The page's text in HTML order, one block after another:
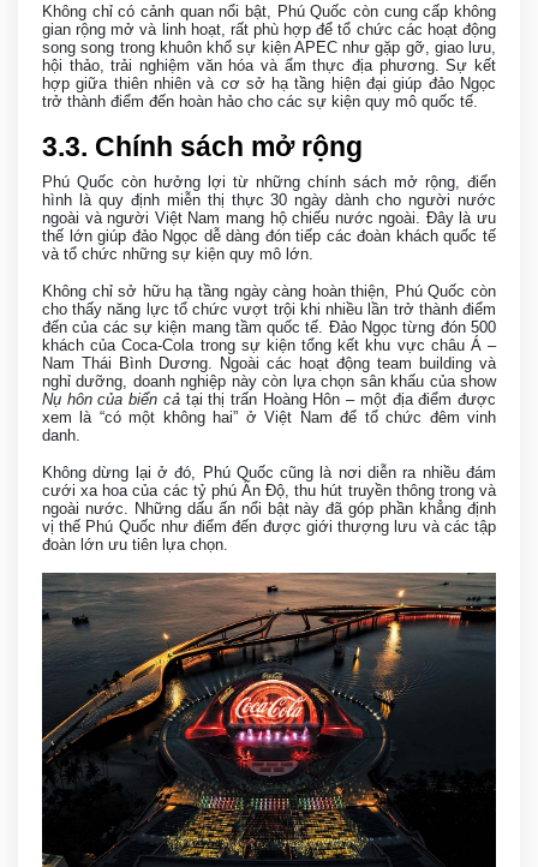
Không chỉ có cảnh quan nổi bật, Phú Quốc còn cung cấp không
gian rộng mở và linh hoạt, rất phù hợp để tổ chức các hoạt động
song song trong khuôn khổ sự kiện APEC như gặp gỡ, giao lưu,
hội thảo, trải nghiệm văn hóa và ẩm thực địa phương. Sự kết
hợp giữa thiên nhiên và cơ sở hạ tầng hiện đại giúp đảo Ngọc
trở thành điểm đến hoàn hảo cho các sự kiện quy mô quốc tế.
3.3. Chính sách mở rộng
Phú Quốc còn hưởng lợi từ những chính sách mở rộng, điển
hình là quy định miễn thị thực 30 ngày dành cho người nước
ngoài và người Việt Nam mang hộ chiếu nước ngoài. Đây là ưu
thế lớn giúp đảo Ngọc dễ dàng đón tiếp các đoàn khách quốc tế
và tổ chức những sự kiện quy mô lớn.
Không chỉ sở hữu hạ tầng ngày càng hoàn thiện, Phú Quốc còn
cho thấy năng lực tổ chức vượt trội khi nhiều lần trở thành điểm
đến của các sự kiện mang tầm quốc tế. Đảo Ngọc từng đón 500
khách của Coca-Cola trong sự kiện tổng kết khu vực châu Á –
Nam Thái Bình Dương. Ngoài các hoạt động team building và
nghỉ dưỡng, doanh nghiệp này còn lựa chọn sân khấu của show
Nụ hôn của biển cảtại thị trấn Hoàng Hôn – một địa điểm được
xem là “có một không hai” ở Việt Nam để tổ chức đêm vinh
danh.
Không dừng lại ở đó, Phú Quốc cũng là nơi diễn ra nhiều đám
cưới xa hoa của các tỷ phú Ấn Độ, thu hút truyền thông trong và
ngoài nước. Những dấu ấn nổi bật này đã góp phần khẳng định
vị thế Phú Quốc như điểm đến được giới thượng lưu và các tập
đoàn lớn ưu tiên lựa chọn.